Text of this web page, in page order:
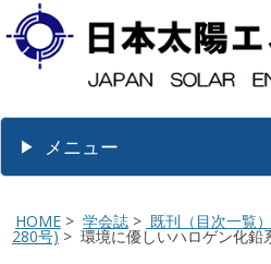
メニュー
HOME > 学会誌 > 既刊（目次一覧）
280号) > 環境に優しいハロゲン化鉛